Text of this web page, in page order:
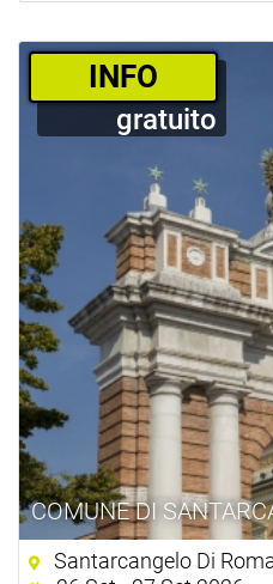
COMUNE DI
­INFO
gratuito
Santarcangelo Di